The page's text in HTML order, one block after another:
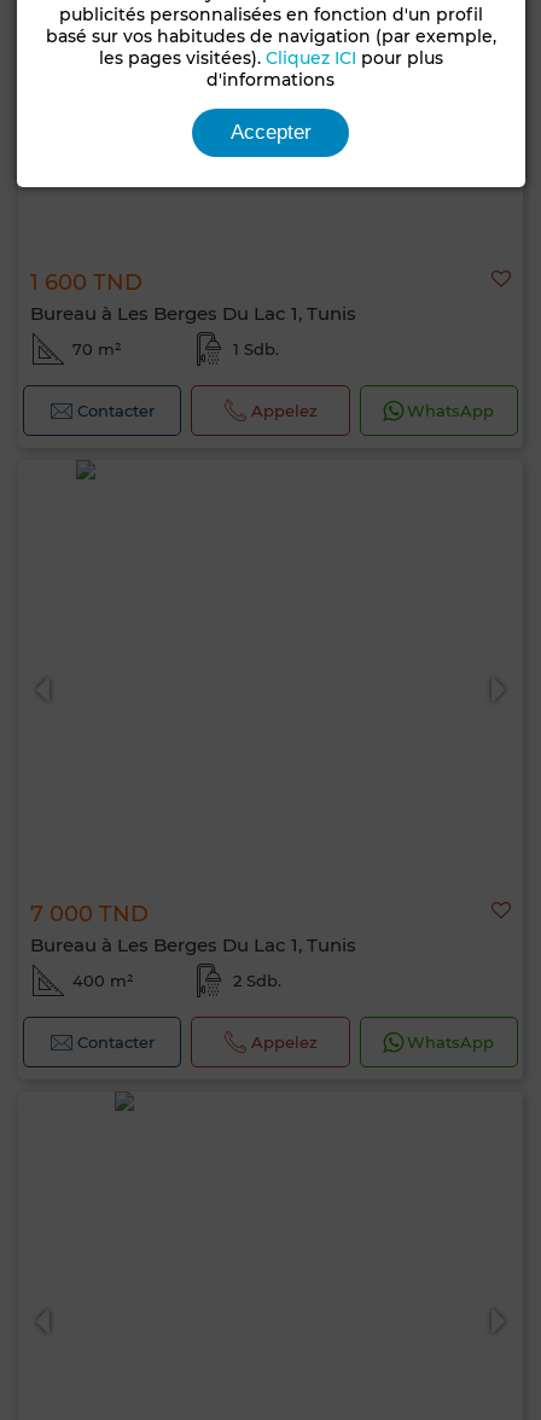
1 600 TND
Bureau à Les Berges Du Lac 1, Tunis
70 m² 1 Sdb.
Contacter Appelez WhatsApp
7 000 TND
Bureau à Les Berges Du Lac 1, Tunis
400 m² 2 Sdb.
Contacter Appelez WhatsApp
publicités personnalisées en fonction d'un profil
basé sur vos habitudes de navigation (par exemple,
les pages visitées). Cliquez ICI pour plus
d'informations
Accepter